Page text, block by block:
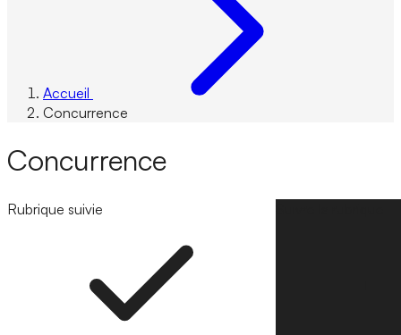
Accueil
Concurrence
Concurrence
Rubrique suivie